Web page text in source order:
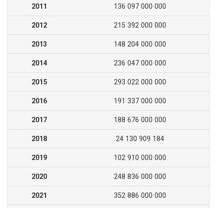
2011 136 097 000 000
2012 215 392 000 000
2013 148 204 000 000
2014 236 047 000 000
2015 293 022 000 000
2016 191 337 000 000
2017 188 676 000 000
2018 24 130 909 184
2019 102 910 000 000
2020 248 836 000 000
2021 352 886 000 000